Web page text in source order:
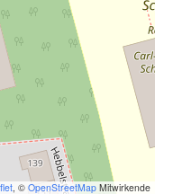
, © OpenStreetMap Mitwirkende